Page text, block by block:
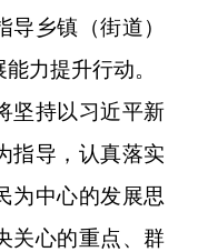
乡镇（街道）
力提升行动。
持以习近平新
指导，认真落实
为中心的发展思
关心的重点、群